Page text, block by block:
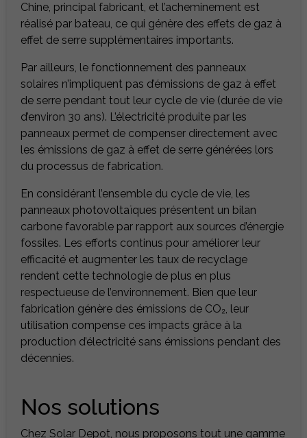
Chine, principal fabricant, et l’acheminement est
réalisé par bateau, ce qui génère des effets de gaz à
effet de serre supplémentaires importants.
Par ailleurs, le fonctionnement des panneaux
solaires n’impliquent pas d’émissions de gaz à effet
de serre pendant tout leur cycle de vie (durée de vie
d’environ 30 ans). L’électricité produite par les
panneaux permet de compenser directement avec
les émissions de gaz à effet de serre générées lors
du processus de fabrication.
En considérant l’ensemble du cycle de vie, les
panneaux photovoltaïques présentent un bilan
carbone favorable par rapport aux sources d’énergie
fossiles. Les efforts continus pour améliorer leur
efficacité et augmenter les taux de recyclage
rendent cette technologie de plus en plus
respectueuse de l’environnement. Bien que leur
fabrication génère des émissions de CO₂, leur
utilisation compense ces impacts grâce à la
production d’électricité sans émissions pendant des
décennies.
Nos solutions
Chez Solar Depot, nous proposons tout une gamme